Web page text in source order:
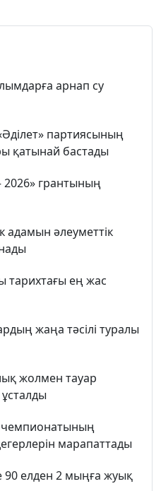
арнап су
партиясының
қатынай бастады
2026» грантының
адамын әлеуметтік
тарихтағы ең жас
жаңа тәсілі туралы
жолмен тауар
чемпионатының
марапаттады
90 елден 2 мыңға жуық